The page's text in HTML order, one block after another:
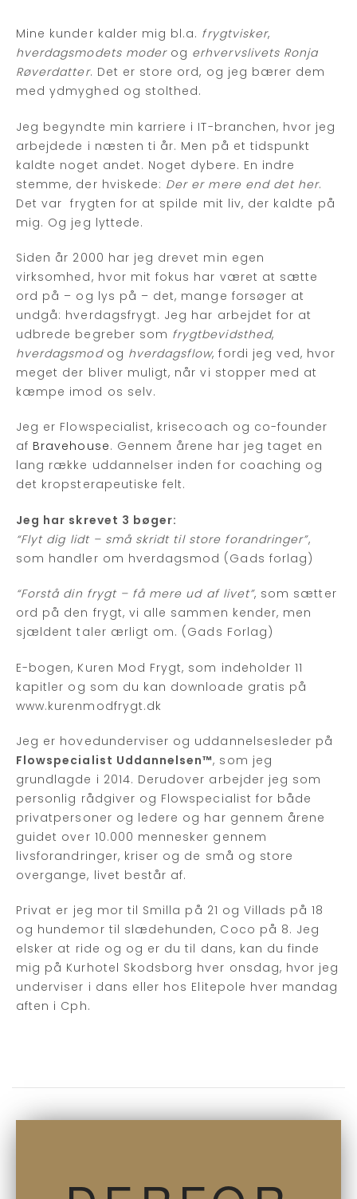
Mine kunder kalder mig bl.a. frygtvisker,
hverdagsmodets moderog erhvervslivets Ronja
Røverdatter. Det er store ord, og jeg bærer dem
med ydmyghed og stolthed.
Jeg begyndte min karriere i IT-branchen, hvor jeg
arbejdede i næsten ti år. Men på et tidspunkt
kaldte noget andet. Noget dybere. En indre
stemme, der hviskede: Der er mere end det her.
Det var frygten for at spilde mit liv, der kaldte på
mig. Og jeg lyttede.
Siden år 2000 har jeg drevet min egen
virksomhed, hvor mit fokus har været at sætte
ord på – og lys på – det, mange forsøger at
undgå: hverdagsfrygt. Jeg har arbejdet for at
udbrede begreber som frygtbevidsthed,
hverdagsmodog hverdagsflow, fordi jeg ved, hvor
meget der bliver muligt, når vi stopper med at
kæmpe imod os selv.
Jeg er Flowspecialist, krisecoach og co-founder
af Bravehouse. Gennem årene har jeg taget en
lang række uddannelser inden for coaching og
det kropsterapeutiske felt.
Jeg har skrevet 3 bøger:
“Flyt dig lidt – små skridt til store forandringer”,
som handler om hverdagsmod (Gads forlag)
“Forstå din frygt – få mere ud af livet”, som sætter
ord på den frygt, vi alle sammen kender, men
sjældent taler ærligt om. (Gads Forlag)
E-bogen, Kuren Mod Frygt, som indeholder 11
kapitler og som du kan downloade gratis på
www.kurenmodfrygt.dk
Jeg er hovedunderviser og uddannelsesleder på
Flowspecialist Uddannelsen™, som jeg
grundlagde i 2014. Derudover arbejder jeg som
personlig rådgiver og Flowspecialist for både
privatpersoner og ledere og har gennem årene
guidet over 10.000 mennesker gennem
livsforandringer, kriser og de små og store
overgange, livet består af.
Privat er jeg mor til Smilla på 21 og Villads på 18
og hundemor til slædehunden, Coco på 8. Jeg
elsker at ride og og er du til dans, kan du finde
mig på Kurhotel Skodsborg hver onsdag, hvor jeg
underviser i dans eller hos Elitepole hver mandag
aften i Cph.